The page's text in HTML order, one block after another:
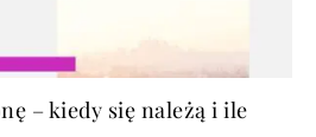
– kiedy się należą i ile